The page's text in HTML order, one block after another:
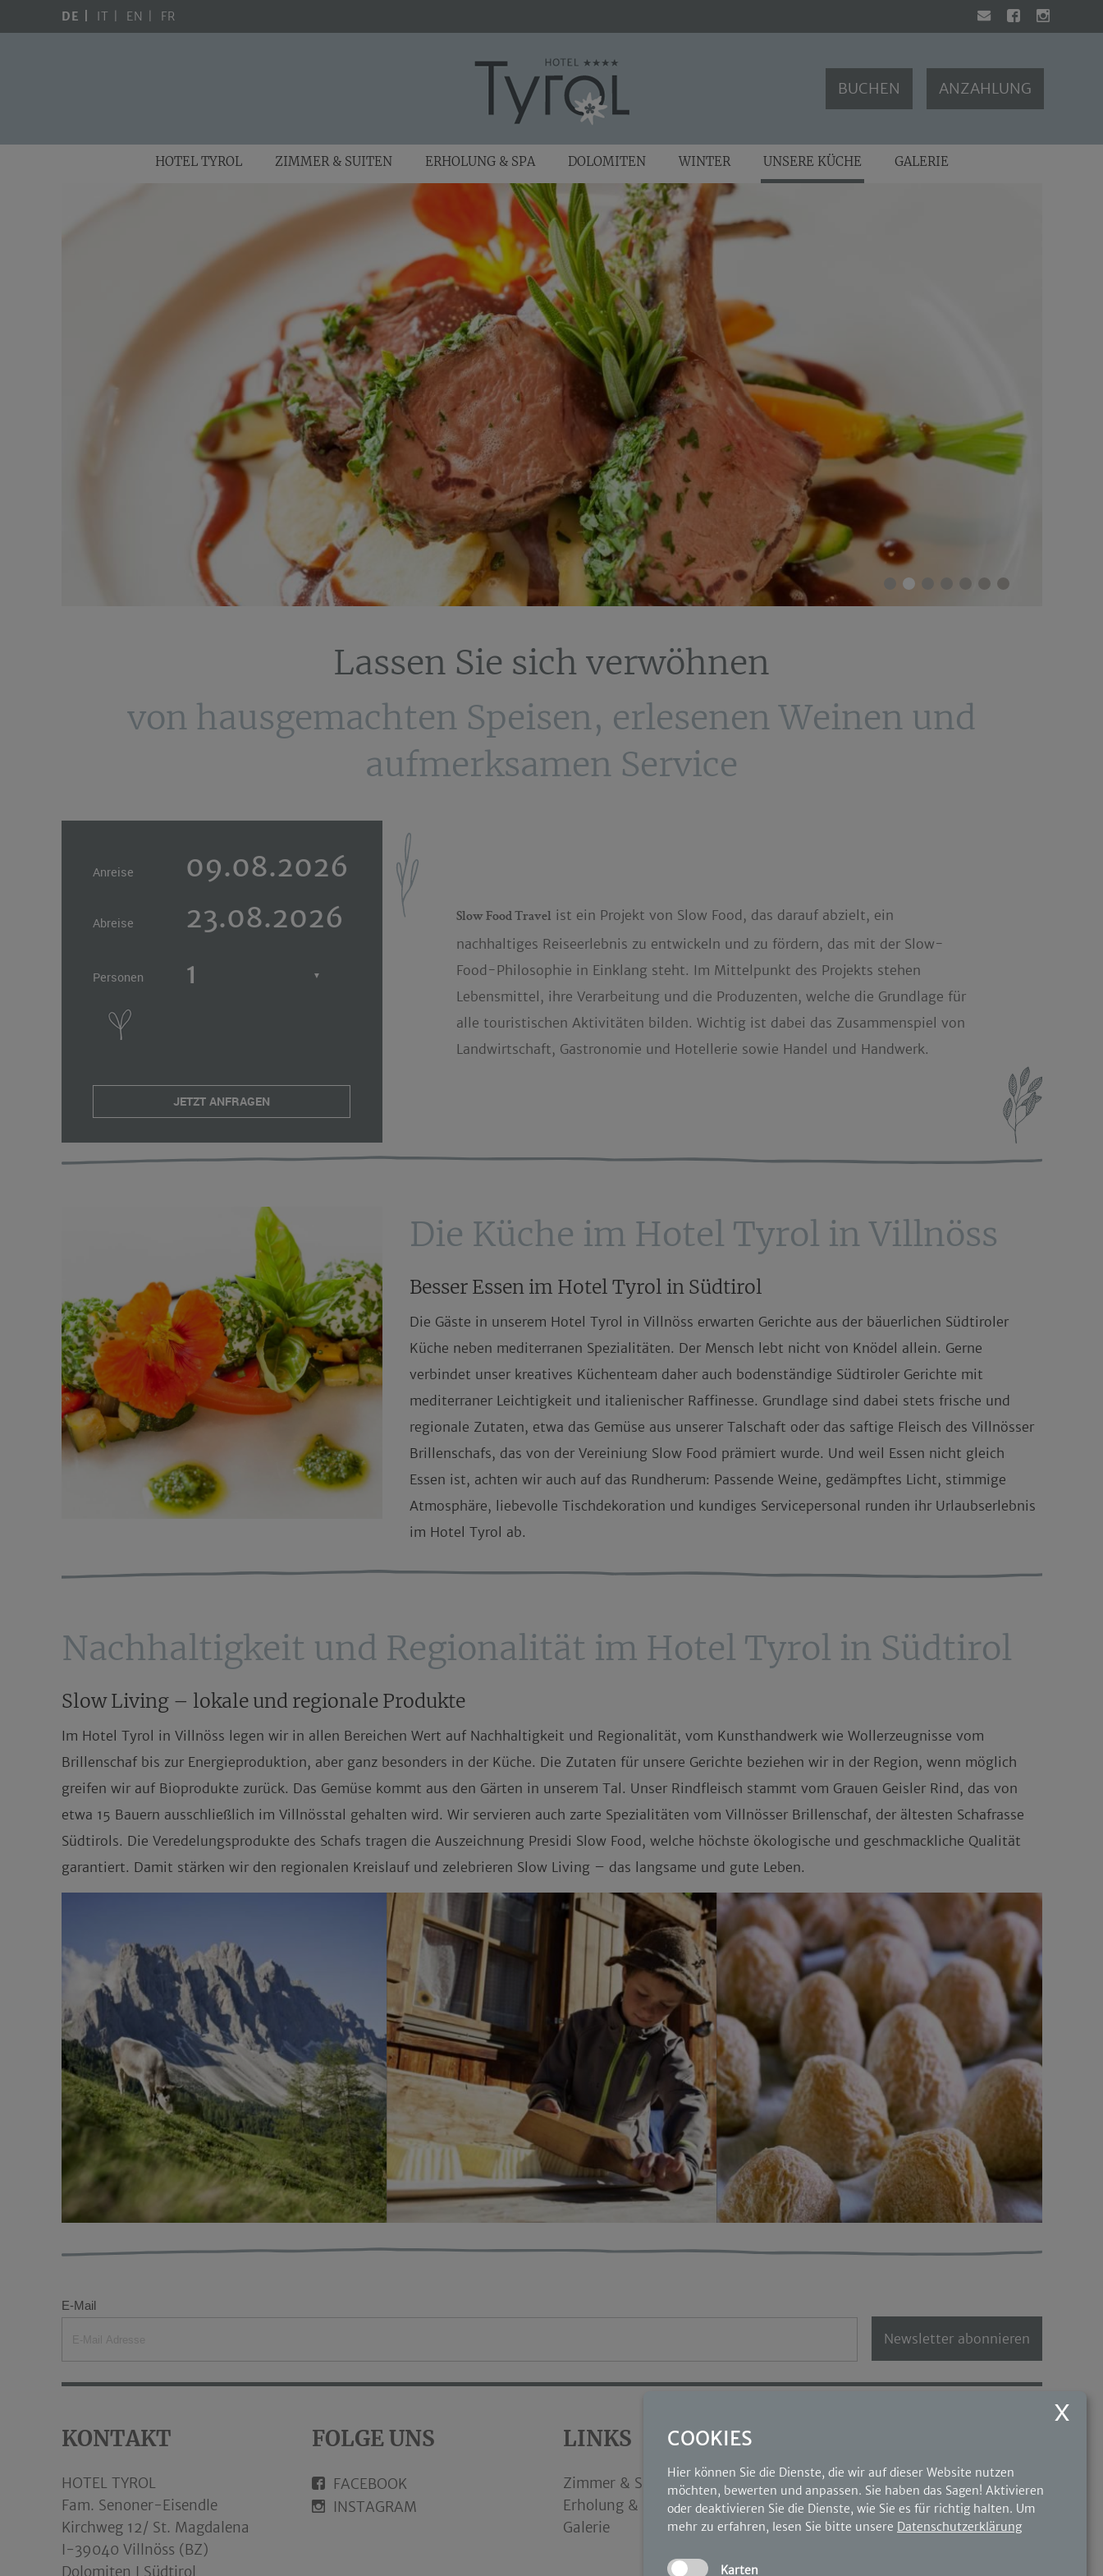
DE IT EN FR
BUCHEN ANZAHLUNG
HOTEL TYROL ZIMMER & SUITEN ERHOLUNG & SPA DOLOMITEN WINTER UNSERE KÜCHE GALERIE
Lassen Sie sich verwöhnen
von hausgemachten Speisen, erlesenen Weinen und
aufmerksamen Service
Anreise
Abreise
Personen ▼
JETZT ANFRAGEN
Slow Food Travel ist ein Projekt von Slow Food, das darauf abzielt, ein
nachhaltiges Reiseerlebnis zu entwickeln und zu fördern, das mit der Slow-
Food-Philosophie in Einklang steht. Im Mittelpunkt des Projekts stehen
Lebensmittel, ihre Verarbeitung und die Produzenten, welche die Grundlage für
alle touristischen Aktivitäten bilden. Wichtig ist dabei das Zusammenspiel von
Landwirtschaft, Gastronomie und Hotellerie sowie Handel und Handwerk.
Die Küche im Hotel Tyrol in Villnöss
Besser Essen im Hotel Tyrol in Südtirol
Die Gäste in unserem Hotel Tyrol in Villnöss erwarten Gerichte aus der bäuerlichen Südtiroler
Küche neben mediterranen Spezialitäten. Der Mensch lebt nicht von Knödel allein. Gerne
verbindet unser kreatives Küchenteam daher auch bodenständige Südtiroler Gerichte mit
mediterraner Leichtigkeit und italienischer Raffinesse. Grundlage sind dabei stets frische und
regionale Zutaten, etwa das Gemüse aus unserer Talschaft oder das saftige Fleisch desVillnösser
Brillenschafs, das von der Vereiniung Slow Food prämiert wurde. Und weil Essen nicht gleich
Essen ist, achten wir auch auf das Rundherum: Passende Weine, gedämpftes Licht, stimmige
Atmosphäre, liebevolle Tischdekoration und kundiges Servicepersonal runden ihr Urlaubserlebnis
im Hotel Tyrol ab.
Nachhaltigkeit und Regionalität im Hotel Tyrol in Südtirol
Slow Living – lokale und regionale Produkte
Im Hotel Tyrol in Villnöss legen wir in allen Bereichen Wert auf Nachhaltigkeit und Regionalität, vom Kunsthandwerk wie Wollerzeugnisse vom
Brillenschaf bis zur Energieproduktion, aber ganz besonders in der Küche. Die Zutaten für unsere Gerichte beziehen wir in der Region, wenn möglich
greifen wir auf Bioprodukte zurück. Das Gemüse kommt aus den Gärten in unserem Tal. Unser Rindfleisch stammt vom Grauen Geisler Rind, das von
etwa 15 Bauern ausschließlich im Villnösstal gehalten wird. Wir servieren auch zarte Spezialitäten vom Villnösser Brillenschaf, der ältesten Schafrasse
Südtirols. Die Veredelungsprodukte des Schafs tragen die AuszeichnungPresidi Slow Food, welche höchste ökologische und geschmackliche Qualität
garantiert. Damit stärken wir den regionalen Kreislauf und zelebrieren Slow Living– das langsame und gute Leben.
E-Mail
Newsletter abonnieren
KONTAKT
HOTEL TYROL
Fam. Senoner-Eisendle
Kirchweg 12/ St. Magdalena
I-39040 Villnöss (BZ)
Dolomiten I Südtirol
FOLGE UNS
FACEBOOK
INSTAGRAM
LINKS
Zimmer & Suiten
Erholung & Spa
Galerie
COOKIES
Hier können Sie die Dienste, die wir auf dieser Website nutzen
möchten, bewerten und anpassen. Sie haben das Sagen! Aktivieren
oder deaktivieren Sie die Dienste, wie Sie es für richtig halten. Um
mehr zu erfahren, lesen Sie bitte unsere Datenschutzerklärung
Karten